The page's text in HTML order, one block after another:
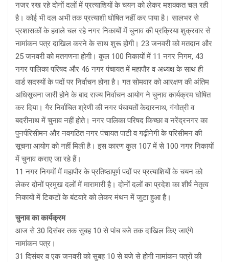
नजर रख रहे दोनों दलों में प्रत्याशियों के चयन को लेकर मशक्कत चल रही
है। कोई भी दल अभी तक प्रत्याशी घोषित नहीं कर पाया है। सालभर से
प्रशासकों के हवाले चल रहे नगर निकायों में चुनाव की प्रक्रिया शुक्रवार से
नामांकन पत्र दाखिल करने के साथ शुरू होगी। 23 जनवरी को मतदान और
25 जनवरी को मतगणना होगी। कुल 100 निकायों में 11 नगर निगम, 43
नगर पालिका परिषद और 46 नगर पंचायत में महापौर व अध्यक्ष के साथ ही
वार्ड सदस्यों के पदों पर निर्वाचन होना है। गत सोमवार को आरक्षण की अंतिम
अधिसूचना जारी होने के बाद राज्य निर्वाचन आयोग ने चुनाव कार्यक्रम घोषित
कर दिया। गैर निर्वाचित श्रेणी की नगर पंचायतों केदारनाथ, गंगोत्री व
बदरीनाथ में चुनाव नहीं होते। नगर पालिका परिषद किच्छा व नरेंद्रनगर का
पुनर्परिसीमन और नवगठित नगर पंचायत पाटी व गढ़ीनेगी के परिसीमन की
सूचना आयोग को नहीं मिली है। इस कारण कुल 107 में से 100 नगर निकायों
में चुनाव कराए जा रहे हैं।
11 नगर निगमों में महापौर के प्रतिष्ठापूर्ण पदों पर प्रत्याशियों के चयन को
लेकर दोनों प्रमुख दलों में मारामारी है। दोनों दलों का प्रदेश का शीर्ष नेतृत्व
निकायों में टिकटों के बंटवारे को लेकर मंथन में जुटा हुआ है।
चुनाव का कार्यक्रम
आज से 30 दिसंबर तक सुबह 10 से पांच बजे तक दाखिल किए जाएंगे
नामांकन पत्र।
31 दिसंबर व एक जनवरी को सुबह 10 से बजे से होगी नामांकन पत्रों की